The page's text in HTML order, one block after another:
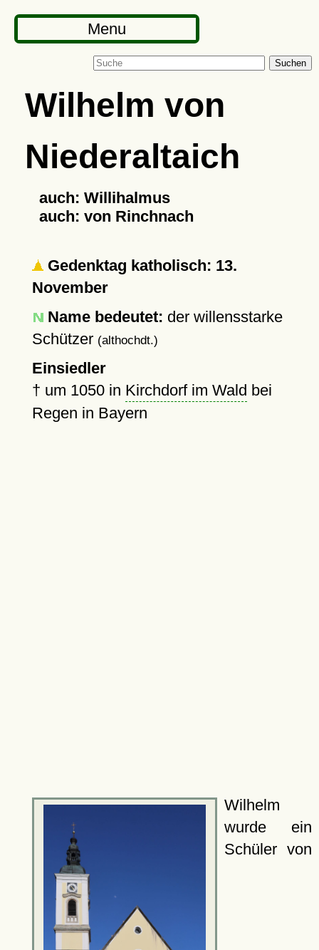
Menu
Suchen
Wilhelm von
Niederaltaich
auch: Willihalmus
auch: von Rinchnach
Gedenktag katholisch: 13.
November
Name bedeutet: der willensstarke
Schützer (althochdt.)
Einsiedler
† um 1050in Kirchdorf im Wald bei
Regen in Bayern
Wilhelm
wurde ein
Schüler von